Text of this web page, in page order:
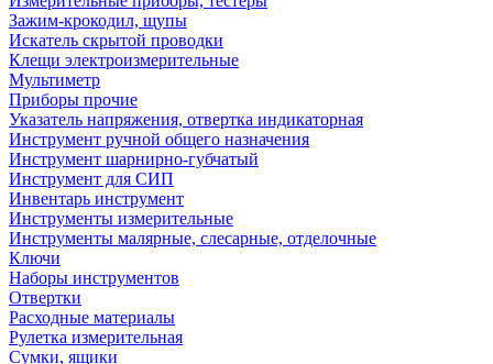
Зажим-крокодил, щупы
Искатель скрытой проводки
Клещи электроизмерительные
Мультиметр
Приборы прочие
Указатель напряжения, отвертка индикаторная
Инструмент ручной общего назначения
Инструмент шарнирно-губчатый
Инструмент для СИП
Инвентарь инструмент
Инструменты измерительные
Инструменты малярные, слесарные, отделочные
Ключи
Наборы инструментов
Отвертки
Расходные материалы
Рулетка измерительная
Сумки, ящики